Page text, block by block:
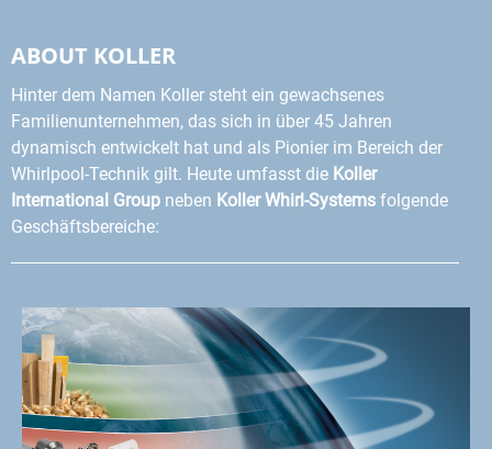
ABOUT KOLLER
Hinter dem Namen Koller steht ein gewachsenes
Familienunternehmen, das sich in über 45 Jahren
dynamisch entwickelt hat und als Pionier im Bereich der
Whirlpool-Technik gilt. Heute umfasst die Koller
International Group neben Koller Whirl-Systems folgende
Geschäftsbereiche: